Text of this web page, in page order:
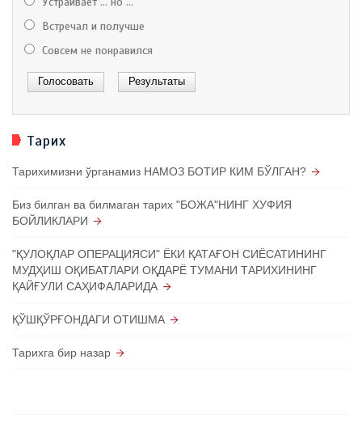
Встречал и получше
Совсем не понравился
Тарих
Тарихимизни ўрганамиз НАМОЗ БОТИР КИМ БЎЛГАН?
Биз билган ва билмаган тарих "БОЖА"НИНГ ХУФИЯ
БОЙЛИКЛАРИ
"ҚУЛОҚЛАР ОПЕРАЦИЯСИ" ЁКИ ҚАТАҒОН СИЁСАТИНИНГ
МУДҲИШ ОҚИБАТЛАРИ ОҚДАРЁ ТУМАНИ ТАРИХИНИНГ
ҚАЙҒУЛИ САҲИФАЛАРИДА
ҚЎШҚЎРҒОНДАГИ ОТИШМА
Тарихга бир назар